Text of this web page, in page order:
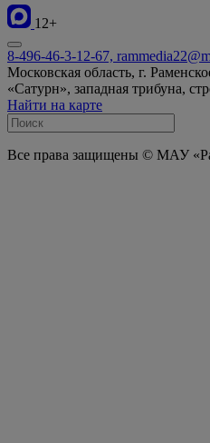
12+
8-496-46-3-12-67,
Московская область, г.
«Сатурн», западная трибуна,
Найти на карте
Все права защищены © МАУ